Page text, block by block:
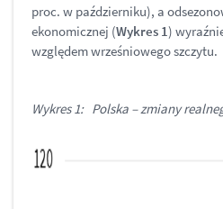
proc. w październiku), a
ekonomicznej (Wykres 1)
względem wrześniowego szczytu.
Wykres 1: Polska – zmiany